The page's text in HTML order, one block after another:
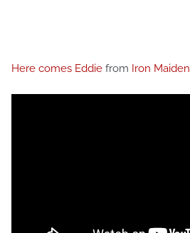
Here comes Eddie from Iron Maiden